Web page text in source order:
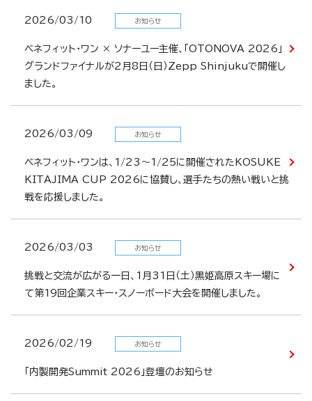
2026/03/10 お知らせ
ベネフィット・ワン × ソナーユー主催、「OTONOVA 2026」
グランドファイナルが2月8日（日）Zepp Shinjukuで開催し
ました。
2026/03/09 お知らせ
ベネフィット・ワンは、1/23～1/25に開催されたKOSUKE
KITAJIMA CUP 2026に協賛し、選手たちの熱い戦いと挑
戦を応援しました。
2026/03/03 お知らせ
挑戦と交流が広がる一日、1月31日（土）黒姫高原スキー場に
て第19回企業スキー・スノーボード大会を開催しました。
2026/02/19 お知らせ
「内製開発Summit 2026」登壇のお知らせ